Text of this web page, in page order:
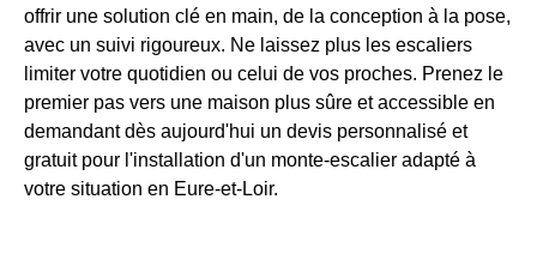
offrir une solution clé en main, de la conception à la pose,
avec un suivi rigoureux. Ne laissez plus les escaliers
limiter votre quotidien ou celui de vos proches. Prenez le
premier pas vers une maison plus sûre et accessible en
demandant dès aujourd'hui un devis personnalisé et
gratuit pour l'installation d'un monte-escalier adapté à
votre situation en Eure-et-Loir.